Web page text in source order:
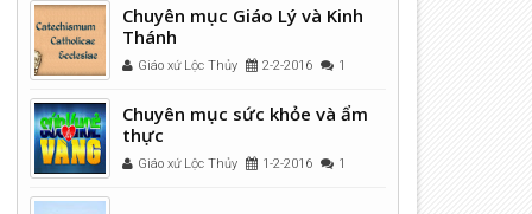
Chuyên mục Giáo Lý và Kinh
Thánh
Giáo xứ Lộc Thủy 2-2-2016 1
Chuyên mục sức khỏe và ẩm
thực
Giáo xứ Lộc Thủy 1-2-2016 1